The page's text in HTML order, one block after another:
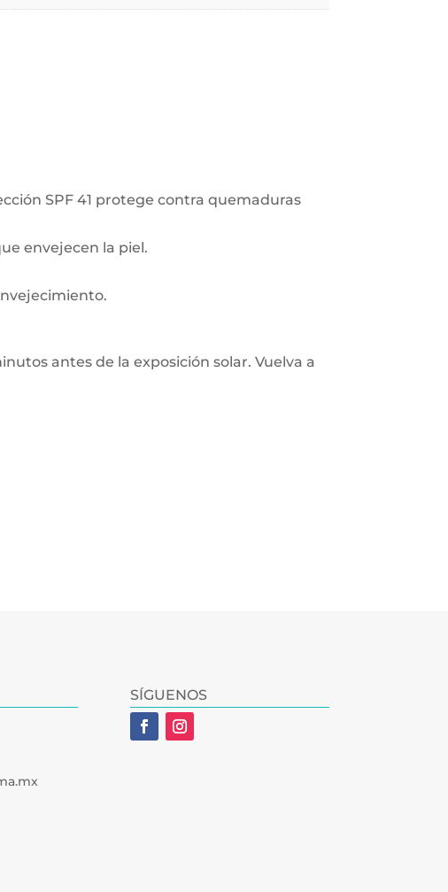
SPF 41 protege contra quemaduras
envejecen la piel.
antes de la exposición solar. Vuelva a
SÍGUENOS